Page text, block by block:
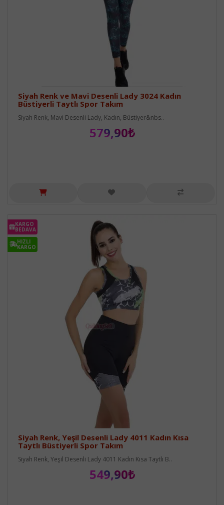
Siyah Renk ve Mavi Desenli Lady 3024 Kadın
Büstiyerli Taytlı Spor Takım
Siyah Renk, Mavi Desenli Lady, Kadın, Büstiyer&nbs..
579,90₺
KARGO
BEDAVA
HIZLI
KARGO
Siyah Renk, Yeşil Desenli Lady 4011 Kadın Kısa
Taytlı Büstiyerli Spor Takım
Siyah Renk, Yeşil Desenli Lady 4011 Kadın Kısa Taytlı B..
549,90₺